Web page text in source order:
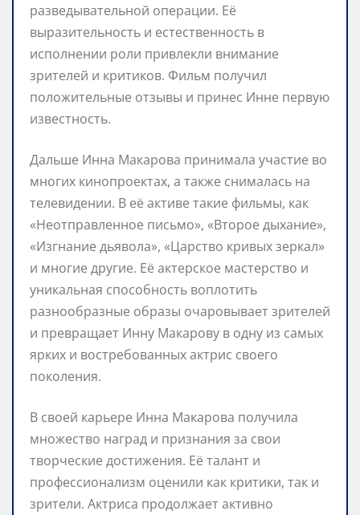
разведывательной операции. Её
выразительность и естественность в
исполнении роли привлекли внимание
зрителей и критиков. Фильм получил
положительные отзывы и принес Инне первую
известность.
Дальше Инна Макарова принимала участие во
многих кинопроектах, а также снималась на
телевидении. В её активе такие фильмы, как
«Неотправленное письмо», «Второе дыхание»,
«Изгнание дьявола», «Царство кривых зеркал»
и многие другие. Её актерское мастерство и
уникальная способность воплотить
разнообразные образы очаровывает зрителей
и превращает Инну Макарову в одну из самых
ярких и востребованных актрис своего
поколения.
В своей карьере Инна Макарова получила
множество наград и признания за свои
творческие достижения. Её талант и
профессионализм оценили как критики, так и
зрители. Актриса продолжает активно